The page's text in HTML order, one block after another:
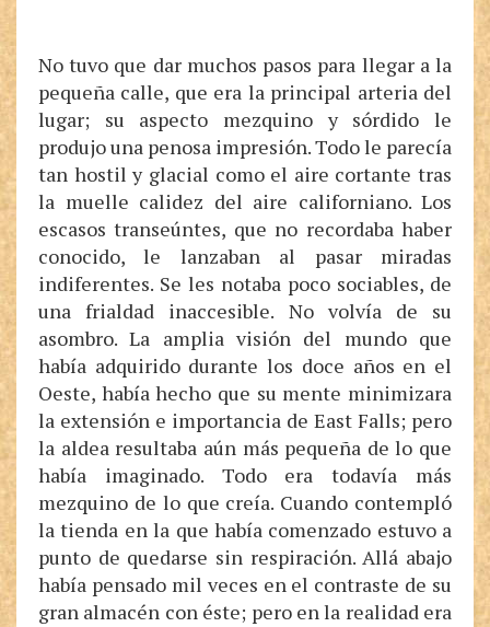
No tuvo que dar muchos pasos para llegar a la
pequeña calle, que era la principal arteria del
lugar; su aspecto mezquino y sórdido le
produjo una penosa impresión. Todo le parecía
tan hostil y glacial como el aire cortante tras
la muelle calidez del aire californiano. Los
escasos transeúntes, que no recordaba haber
conocido, le lanzaban al pasar miradas
indiferentes. Se les notaba poco sociables, de
una frialdad inaccesible. No volvía de su
asombro. La amplia visión del mundo que
había adquirido durante los doce años en el
Oeste, había hecho que su mente minimizara
la extensión e importancia de East Falls; pero
la aldea resultaba aún más pequeña de lo que
había imaginado. Todo era todavía más
mezquino de lo que creía. Cuando contempló
la tienda en la que había comenzado estuvo a
punto de quedarse sin respiración. Allá abajo
había pensado mil veces en el contraste de su
gran almacén con éste; pero en la realidad era